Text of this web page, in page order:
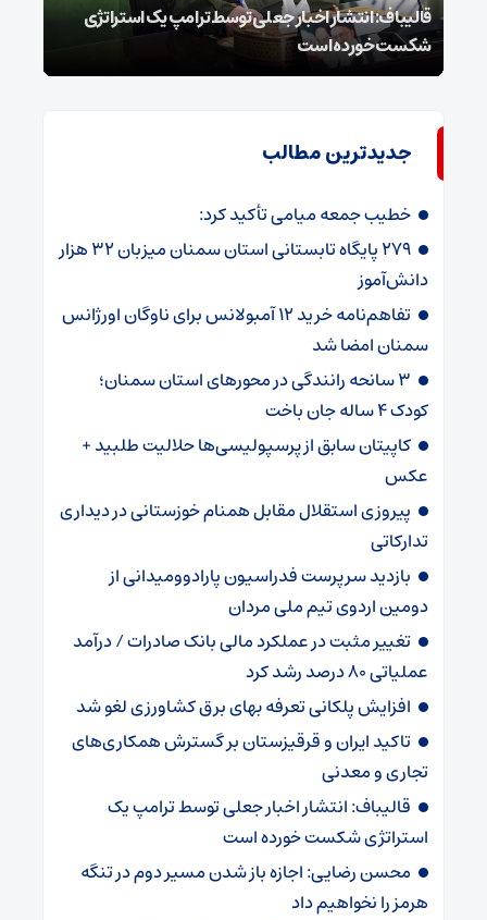
قالیباف: انتشار اخبار جعلی توسط ترامپ یک استراتژی
شکست خورده است
جدیدترین مطالب
خطیب جمعه میامی تأکید کرد:
۲۷۹ پایگاه تابستانی استان سمنان میزبان ۳۲ هزار
دانش‌آموز
تفاهم‌نامه خرید ۱۲ آمبولانس برای ناوگان اورژانس
سمنان امضا شد
۳ سانحه رانندگی در محورهای استان سمنان؛
کودک ۴ ساله جان باخت
کاپیتان سابق از پرسپولیسی‌ها حلالیت طلبید +
عکس
پیروزی استقلال مقابل همنام خوزستانی در دیداری
تدارکاتی
بازدید سرپرست فدراسیون پارادوومیدانی از
دومین اردوی تیم ملی مردان
تغییر مثبت در عملکرد مالی بانک صادرات / درآمد
عملیاتی ۸۰ درصد رشد کرد
افزایش پلکانی تعرفه بهای برق کشاورزی لغو شد
تاکید ایران و قرقیزستان بر گسترش همکاری‌های
تجاری و معدنی
قالیباف: انتشار اخبار جعلی توسط ترامپ یک
استراتژی شکست خورده است
محسن رضایی: اجازه باز شدن مسیر دوم در تنگه
هرمز را نخواهیم داد